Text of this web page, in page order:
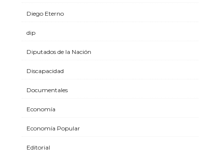
Diego Eterno
dip
Diputados de la Nación
Discapacidad
Documentales
Economía
Economía Popular
Editorial